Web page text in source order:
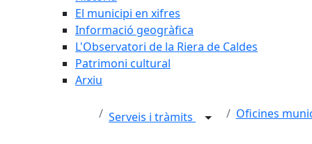
El municipi en xifres
Informació geogràfica
L'Observatori de la Riera de Caldes
Patrimoni cultural
Arxiu
Serveis i tràmits Oficines